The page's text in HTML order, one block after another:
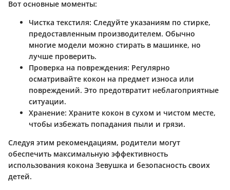
Вот основные моменты:
Чистка текстиля: Следуйте указаниям по стирке,
предоставленным производителем. Обычно
многие модели можно стирать в машинке, но
лучше проверить.
Проверка на повреждения: Регулярно
осматривайте кокон на предмет износа или
повреждений. Это предотвратит неблагоприятные
ситуации.
Хранение: Храните кокон в сухом и чистом месте,
чтобы избежать попадания пыли и грязи.
Следуя этим рекомендациям, родители могут
обеспечить максимальную эффективность
использования кокона Зевушка и безопасность своих
детей.